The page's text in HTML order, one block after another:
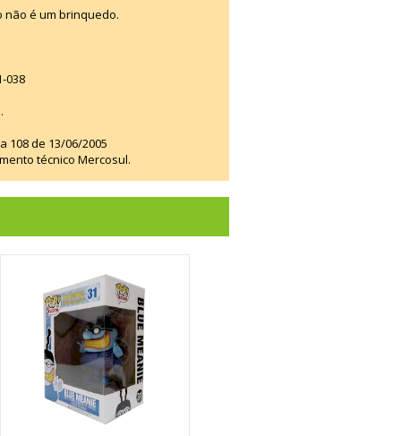
não é um brinquedo.
038
108 de 13/06/2005
técnico Mercosul.